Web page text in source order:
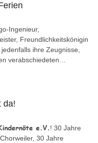
Ingenieur,
Freundlichkeitskönigin
ihre Zeugnisse,
verabschiedeten…
da!
e.V.! 30 Jahre
30 Jahre